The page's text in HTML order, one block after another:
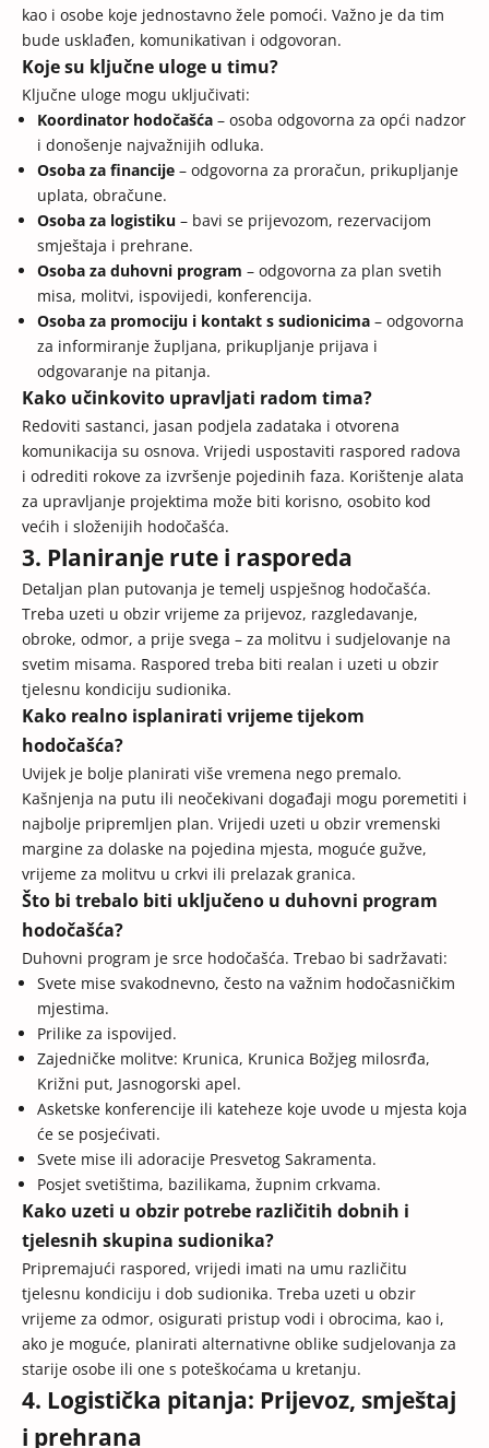
kao i osobe koje jednostavno žele pomoći. Važno je da tim
bude usklađen, komunikativan i odgovoran.
Koje su ključne uloge u timu?
Ključne uloge mogu uključivati:
Koordinator hodočašća – osoba odgovorna za opći nadzor
i donošenje najvažnijih odluka.
Osoba za financije – odgovorna za proračun, prikupljanje
uplata, obračune.
Osoba za logistiku – bavi se prijevozom, rezervacijom
smještaja i prehrane.
Osoba za duhovni program – odgovorna za plan svetih
misa, molitvi, ispovijedi, konferencija.
Osoba za promociju i kontakt s sudionicima – odgovorna
za informiranje župljana, prikupljanje prijava i
odgovaranje na pitanja.
Kako učinkovito upravljati radom tima?
Redoviti sastanci, jasan podjela zadataka i otvorena
komunikacija su osnova. Vrijedi uspostaviti raspored radova
i odrediti rokove za izvršenje pojedinih faza. Korištenje alata
za upravljanje projektima može biti korisno, osobito kod
većih i složenijih hodočašća.
3. Planiranje rute i rasporeda
Detaljan plan putovanja je temelj uspješnog hodočašća.
Treba uzeti u obzir vrijeme za prijevoz, razgledavanje,
obroke, odmor, a prije svega – za molitvu i sudjelovanje na
svetim misama. Raspored treba biti realan i uzeti u obzir
tjelesnu kondiciju sudionika.
Kako realno isplanirati vrijeme tijekom
hodočašća?
Uvijek je bolje planirati više vremena nego premalo.
Kašnjenja na putu ili neočekivani događaji mogu poremetiti i
najbolje pripremljen plan. Vrijedi uzeti u obzir vremenski
margine za dolaske na pojedina mjesta, moguće gužve,
vrijeme za molitvu u crkvi ili prelazak granica.
Što bi trebalo biti uključeno u duhovni program
hodočašća?
Duhovni program je srce hodočašća. Trebao bi sadržavati:
Svete mise svakodnevno, često na važnim hodočasničkim
mjestima.
Prilike za ispovijed.
Zajedničke molitve: Krunica, Krunica Božjeg milosrđa,
Križni put, Jasnogorski apel.
Asketske konferencije ili kateheze koje uvode u mjesta koja
će se posjećivati.
Svete mise ili adoracije Presvetog Sakramenta.
Posjet svetištima, bazilikama, župnim crkvama.
Kako uzeti u obzir potrebe različitih dobnih i
tjelesnih skupina sudionika?
Pripremajući raspored, vrijedi imati na umu različitu
tjelesnu kondiciju i dob sudionika. Treba uzeti u obzir
vrijeme za odmor, osigurati pristup vodi i obrocima, kao i,
ako je moguće, planirati alternativne oblike sudjelovanja za
starije osobe ili one s poteškoćama u kretanju.
4. Logistička pitanja: Prijevoz, smještaj
i prehrana